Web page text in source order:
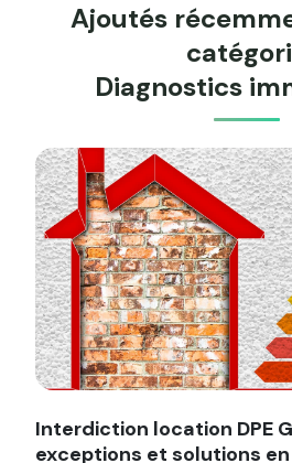
Ajoutés
Diagnostics
Image illustrant l'article
Interdiction location DPE
exceptions et solutions